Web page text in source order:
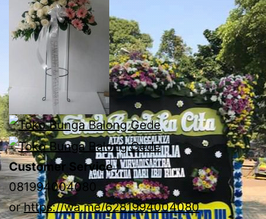
Customer Service ;
081994004080
orhttps://wa.me/6281994004080